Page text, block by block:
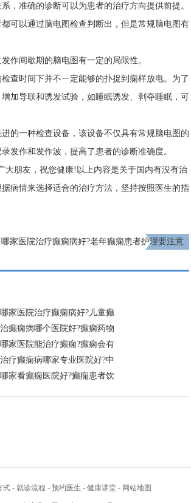
，准确的诊断可以为患者的治疗方向提供前提。
可以通过脑电图检查判断出，但是常规脑电图有
作间歇期的脑电图有一定的局限性。
查时间下并不一定能够的扑捉到痫样放电。为了
加导联和诱发试验，如睡眠诱发、剥夺睡眠，可
的一种检查设备，该设备不仅具有常规脑电图的
发作和发作波，提高了患者的诊断准确度。
大朋友，祝您健康!以上内容是关于国内有没有治
病情来选择适合的治疗方法，坚持按照医生的指
哪家医院治疗癫痫病好?老年癫痫患者护理要注意
家医院治疗癫痫病好?儿童癫
癫痫病哪个医院好?癫痫药物
家医院能治疗癫痫?癫痫会有
疗癫痫病哪家专业医院好?中
家看癫痫医院好?癫痫患者饮
式 - 就诊流程 - 预约医生 - 健康讲堂 - 网站地图